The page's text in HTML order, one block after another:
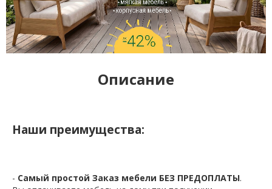
Описание
Наши преимущества:
- Самый простой Заказ мебели БЕЗ ПРЕДОПЛАТЫ.